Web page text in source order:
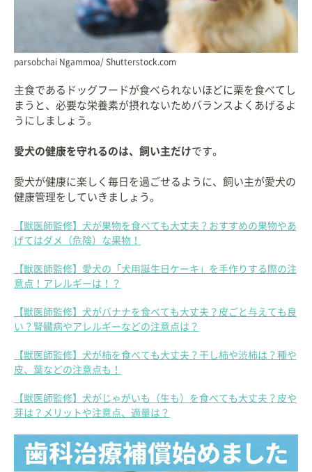
parsobchai Ngammoa/ Shutterstock.com
主食であるドッグフードが食べられないほどに栗を食べてし
まうと、必要な栄養素が摂れないためバランスよくあげるよ
うにしましょう。
愛犬の健康を守れるのは、飼い主だけです。
愛犬が健康に楽しく毎日を過ごせるように、飼い主が愛犬の
健康管理をしていきましょう。
【獣医師監修】犬が果物を食べても大丈夫？おすすめの果物やあ
げてはダメ（危険）な果物！
【獣医師監修】愛犬の「犬用誕生日ケーキ」を手作りする際の注
意点！アレルギーは！？
【獣医師監修】犬がバナナを食べても大丈夫？皮ごと与えても良
い？腎臓病やアレルギーなどの注意点は？
【獣医師監修】犬が柿を食べても大丈夫？干し柿や渋柿は？種や
皮、葉などの注意点も！
【獣医師監修】犬がじゃがいも（生も）を食べても大丈夫？皮や
芽は？メリットや注意点、適量は？